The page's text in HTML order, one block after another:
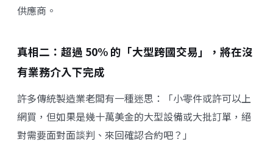
供應商。
真相二：超過 50% 的「大型跨國交易」，將在沒
有業務介入下完成
許多傳統製造業老闆有一種迷思：「小零件或許可以上
網買，但如果是幾十萬美金的大型設備或大批訂單，絕
對需要面對面談判、來回確認合約吧？」